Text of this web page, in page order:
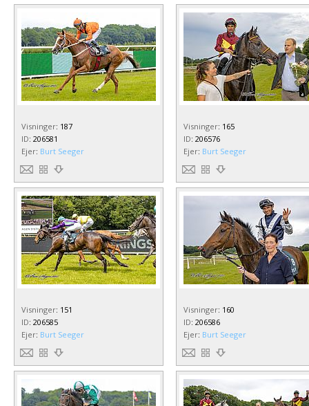
Visninger: 187
ID: 206581
Ejer: Burt Seeger
Visninger: 165
ID: 206576
Ejer: Burt Seeger
Visninger: 151
ID: 206585
Ejer: Burt Seeger
Visninger: 160
ID: 206586
Ejer: Burt Seeger